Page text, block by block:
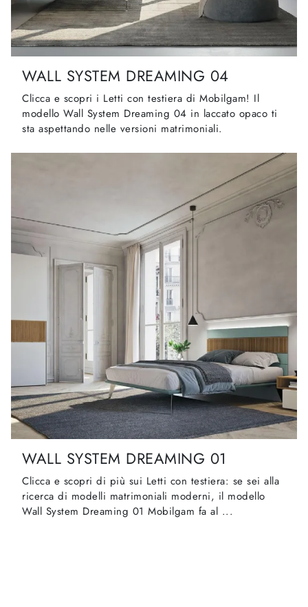
WALL SYSTEM DREAMING 04
Clicca e scopri i Letti con testiera di Mobilgam! Il
modello Wall System Dreaming 04 in laccato opaco ti
sta aspettando nelle versioni matrimoniali.
WALL SYSTEM DREAMING 01
Clicca e scopri di più sui Letti con testiera: se sei alla
ricerca di modelli matrimoniali moderni, il modello
Wall System Dreaming 01 Mobilgam fa al ...